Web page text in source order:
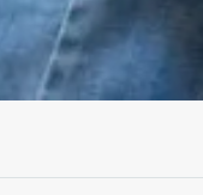
intern